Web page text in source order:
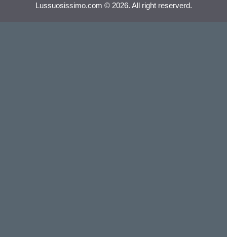
Lussuosissimo.com © 2026. All right reserverd.